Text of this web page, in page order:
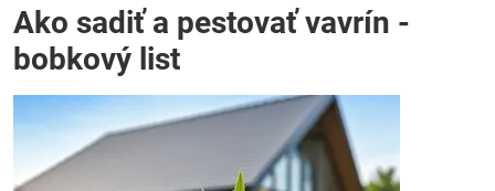
Ako sadiť a pestovať vavrín -
bobkový list